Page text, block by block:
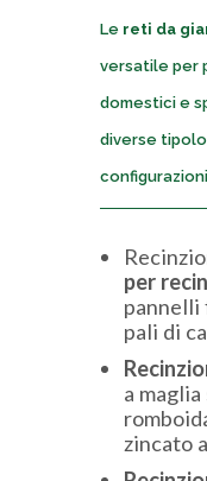
Le reti da
versatile per
domestici e
diverse
per
pannelli
pali di
a
zincato